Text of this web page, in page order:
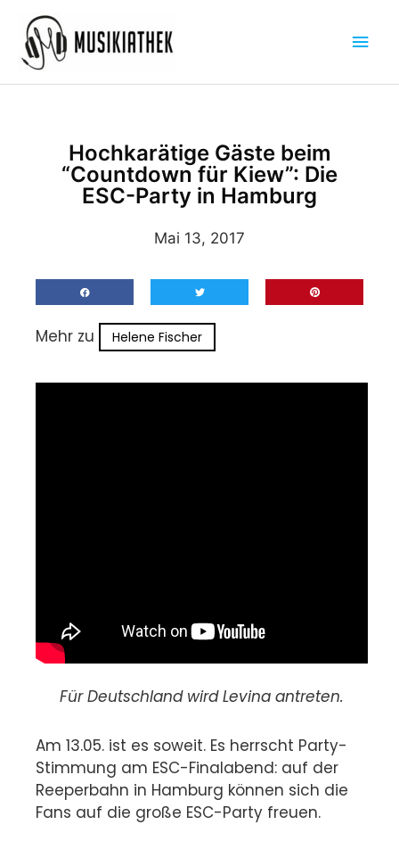
Inhalt
springen
Hochkarätige Gäste beim
“Countdown für Kiew”: Die
ESC-Party in Hamburg
Mai 13, 2017
Mehr zu Helene Fischer
Für Deutschland wird Levina antreten.
Am 13.05. ist es soweit. Es herrscht Party-
Stimmung am ESC-Finalabend: auf der
Reeperbahn in Hamburg können sich die
Fans auf die große ESC-Party freuen.